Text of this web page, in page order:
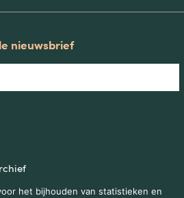
nieuwsbrief
het bijhouden van statistieken en